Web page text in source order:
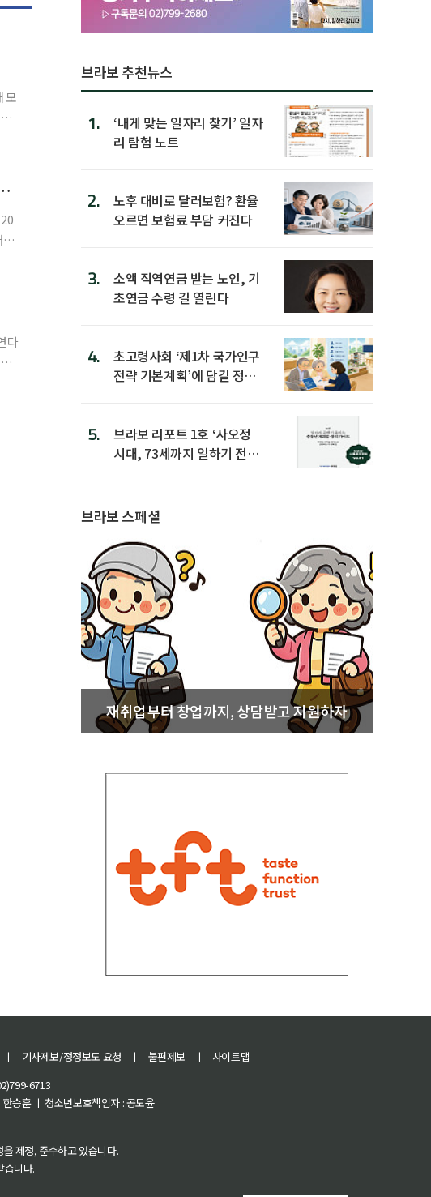
모
의 영화’ [區석區석-중랑구 중랑양원미디어센터]
다
브라보 추천뉴스
1.
‘내게 맞는 일자리 찾기’ 일자
리 탐험 노트
2.
노후 대비로 달러보험? 환율
오르면 보험료 부담 커진다
3.
소액 직역연금 받는 노인, 기
초연금 수령 길 열린다
4.
초고령사회 ‘제1차 국가인구
전략 기본계획’에 담길 정책
5.
브라보 리포트 1호 ‘사오정
시대, 73세까지 일하기 전략’
브라보 스페셜
재취업부터 창업까지, 상담받고 지원하자
ㅣ 기사제보/정정보도 요청 ㅣ 불편제보 ㅣ
사이트맵
6713
승훈 ㅣ 청소년보호책임자 : 공도윤
을 제정, 준수하고 있습니다.
습니다.